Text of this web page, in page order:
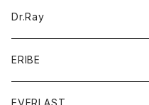
ジャケット
バッグ
キッズ
シャツ
Tシャツ
グッズ
帽子
トップス
Dr.Ray
ERIBE
ニット
EVERLAST